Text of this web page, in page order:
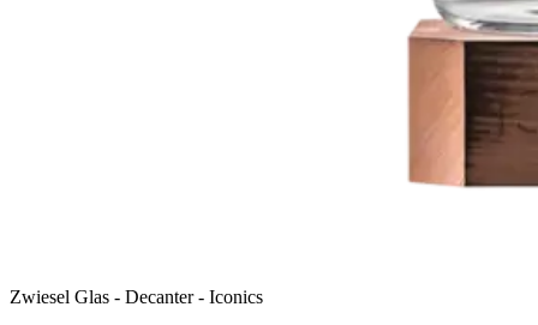
Zwiesel Glas - Decanter - Iconics